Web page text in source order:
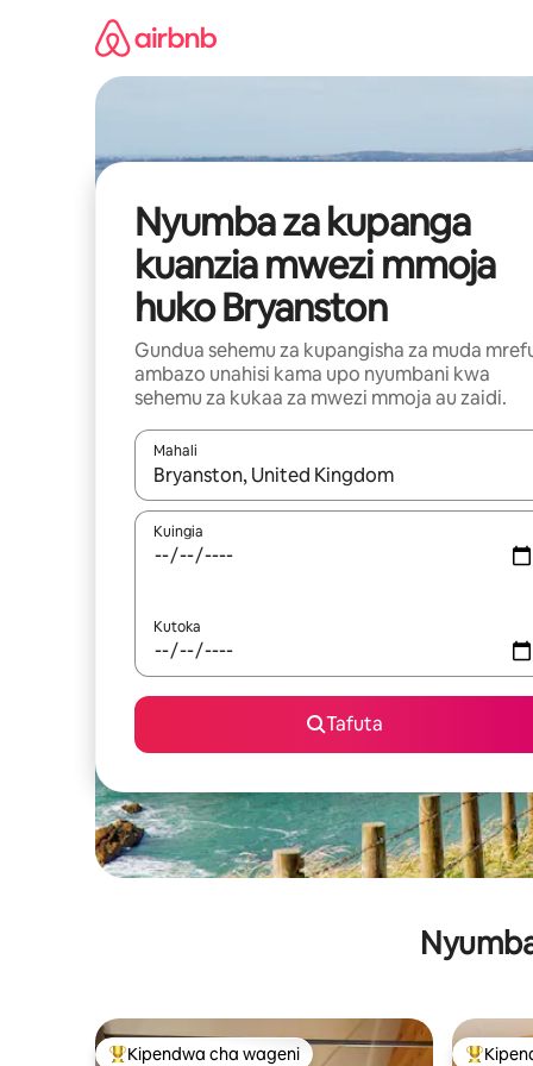
Nyumba za kupanga
kuanzia mwezi mmoja
huko Bryanston
Gundua sehemu za kupangisha za muda
ambazo unahisi kama upo nyumbani kwa
sehemu za kukaa za mwezi mmoja au zaidi.
Mahali
Wakati matokeo yanapatikana, vinjari kwa
Kuingia
Kutoka
Tafuta
Kipendwa cha wageni